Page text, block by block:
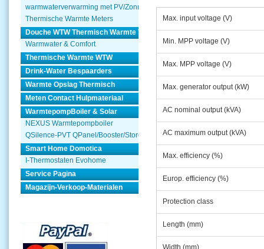
warmwaterverwarming met PV/Zonnepanelen
Thermische Warmte Meters
Douche WTW Thermisch Warmte Terugwinnen
Warmwater & Comfort
Thermische Warmte WTW
Drink-Water Bespaarders
Warmte Opslag Thermisch
Meten Contact Hulpmateriaal
WarmtepompBoiler & Solar
NEXUS Warmtepompboiler
QSilence-PVT QPanel/Booster/Store
Smart Home Domotica
I-Thermostaten Evohome
Service Pagina
Magazijn-Verkoop-Materialen
Max. input voltage (V)
Min. MPP voltage (V)
Max. MPP voltage (V)
Max. generator output (kW)
AC nominal output (kVA)
AC maximum output (kVA)
Max. efficiency (%)
Europ. efficiency (%)
Protection class
Length (mm)
Width (mm)